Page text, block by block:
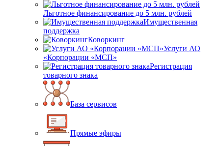
Льготное финансирование до 5 млн. рублей
Имущественная
поддержка
Коворкинг
Услуги АО
«Корпорации «МСП»
Регистрация
товарного знака
База сервисов
Прямые эфиры